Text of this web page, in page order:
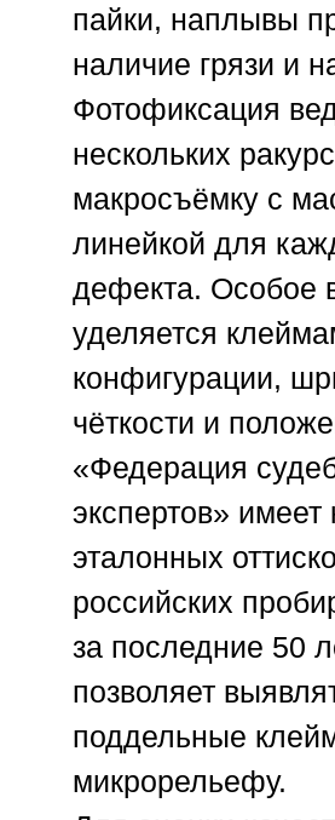
пайки, наплывы
наличие грязи и
Фотофиксация
нескольких
макросъёмку с
линейкой для
дефекта. Особое
уделяется
конфигурации,
чёткости и
«Федерация
экспертов» имеет
эталонных
российских
за последние 50
позволяет
поддельные
микрорельефу.